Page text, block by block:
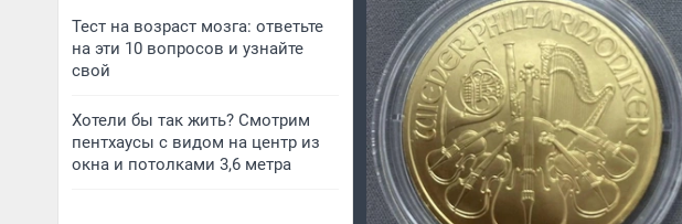
Тест на возраст мозга: ответьте
на эти 10 вопросов и узнайте
свой
Хотели бы так жить? Смотрим
пентхаусы с видом на центр из
окна и потолками 3,6 метра